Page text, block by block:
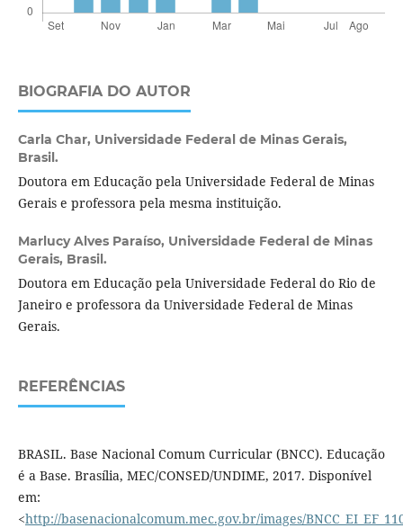
BIOGRAFIA DO AUTOR
Carla Char, Universidade Federal de Minas Gerais,
Brasil.
Doutora em Educação pela Universidade Federal de Minas
Gerais e professora pela mesma instituição.
Marlucy Alves Paraíso, Universidade Federal de Minas
Gerais, Brasil.
Doutora em Educação pela Universidade Federal do Rio de
Janeiro e professora da Universidade Federal de Minas
Gerais.
REFERÊNCIAS
BRASIL. Base Nacional Comum Curricular (BNCC). Educação
é a Base. Brasília, MEC/CONSED/UNDIME, 2017. Disponível
em:
<http://basenacionalcomum.mec.gov.br/images/